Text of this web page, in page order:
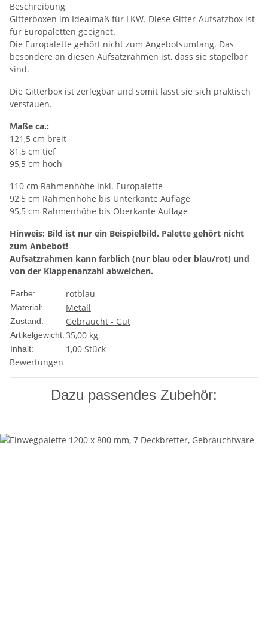
Beschreibung
Gitterboxen im Idealmaß für LKW. Diese Gitter-Aufsatzbox ist
für Europaletten geeignet.
Die Europalette gehört nicht zum Angebotsumfang. Das
besondere an diesen Aufsatzrahmen ist, dass sie stapelbar
sind.
Die Gitterbox ist zerlegbar und somit lässt sie sich praktisch
verstauen.
Maße ca.:
121,5 cm breit
81,5 cm tief
95,5 cm hoch
110 cm Rahmenhöhe inkl. Europalette
92,5 cm Rahmenhöhe bis Unterkante Auflage
95,5 cm Rahmenhöhe bis Oberkante Auflage
Hinweis: Bild ist nur ein Beispielbild. Palette gehört nicht
zum Anbebot!
Aufsatzrahmen kann farblich (nur blau oder blau/rot) und
von der Klappenanzahl abweichen.
Farbe: rotblau
Material: Metall
Zustand: Gebraucht - Gut
Artikelgewicht:35,00 kg
Inhalt:
1,00 Stück
Bewertungen
Dazu passendes Zubehör: